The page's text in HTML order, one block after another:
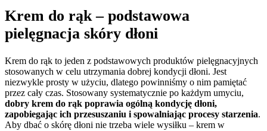
Krem do rąk – podstawowa
pielęgnacja skóry dłoni
Krem do rąk to jeden z podstawowych produktów pielęgnacyjnych
stosowanych w celu utrzymania dobrej kondycji dłoni. Jest
niezwykle prosty w użyciu, dlatego powinniśmy o nim pamiętać
przez cały czas. Stosowany systematycznie po każdym umyciu,
dobry krem do rąk poprawia ogólną kondycję dłoni,
zapobiegając ich przesuszaniu i spowalniając procesy starzenia.
Aby dbać o skórę dłoni nie trzeba wiele wysiłku – krem w